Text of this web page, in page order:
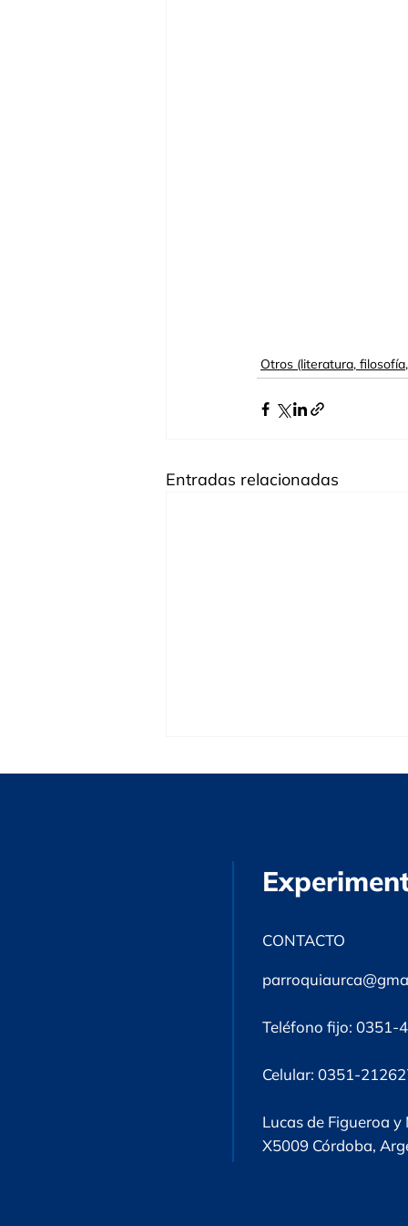
Otros (literatura,
Entradas relacionadas
Jacob Newsner
CONTACTO
Teléfono fijo: 0351-
Celular: 0351-
Lucas de Figueroa
X5009 Córdoba,